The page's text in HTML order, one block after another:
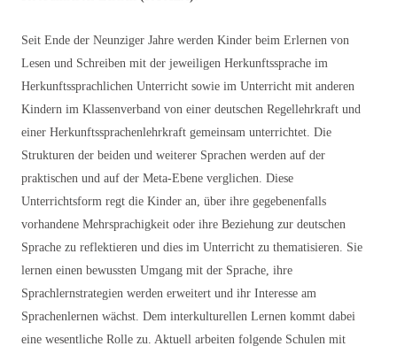
Seit Ende der Neunziger Jahre werden Kinder beim Erlernen von
Lesen und Schreiben mit der jeweiligen Herkunftssprache im
Herkunftssprachlichen Unterricht sowie im Unterricht mit anderen
Kindern im Klassenverband von einer deutschen Regellehrkraft und
einer Herkunftssprachenlehrkraft gemeinsam unterrichtet. Die
Strukturen der beiden und weiterer Sprachen werden auf der
praktischen und auf der Meta-Ebene verglichen. Diese
Unterrichtsform regt die Kinder an, über ihre gegebenenfalls
vorhandene Mehrsprachigkeit oder ihre Beziehung zur deutschen
Sprache zu reflektieren und dies im Unterricht zu thematisieren. Sie
lernen einen bewussten Umgang mit der Sprache, ihre
Sprachlernstrategien werden erweitert und ihr Interesse am
Sprachenlernen wächst. Dem interkulturellen Lernen kommt dabei
eine wesentliche Rolle zu. Aktuell arbeiten folgende Schulen mit